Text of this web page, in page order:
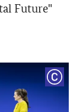
Future"